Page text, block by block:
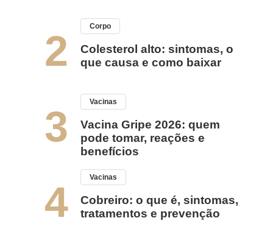
2
Corpo
Colesterol alto: sintomas, o
que causa e como baixar
3
Vacinas
Vacina Gripe 2026: quem
pode tomar, reações e
benefícios
4
Vacinas
Cobreiro: o que é, sintomas,
tratamentos e prevenção